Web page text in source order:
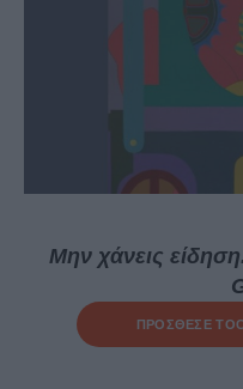
Μην χάνεις
ΠΡΟΣΘΕΣΕ ΤΟ